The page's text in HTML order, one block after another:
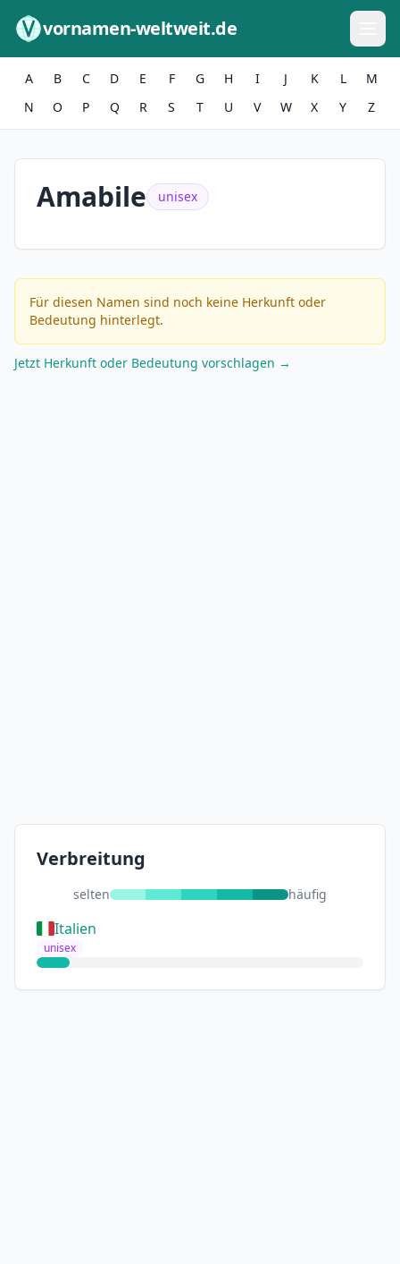
vornamen-weltweit.de
A B C D E F G H I J K L
M
N
O P Q R S T U V W X Y Z
Amabile unisex
Für diesen Namen sind noch keine Herkunft oder
Bedeutung hinterlegt.
Jetzt Herkunft oder Bedeutung vorschlagen →
Verbreitung
selten häufig
Italien
unisex